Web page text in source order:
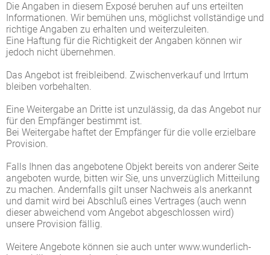
Die Angaben in diesem Exposé beruhen auf uns erteilten
Informationen. Wir bemühen uns, möglichst vollständige und
richtige Angaben zu erhalten und weiterzuleiten.
Eine Haftung für die Richtigkeit der Angaben können wir
jedoch nicht übernehmen.
Das Angebot ist freibleibend. Zwischenverkauf und Irrtum
bleiben vorbehalten.
Eine Weitergabe an Dritte ist unzulässig, da das Angebot nur
für den Empfänger bestimmt ist.
Bei Weitergabe haftet der Empfänger für die volle erzielbare
Provision.
Falls Ihnen das angebotene Objekt bereits von anderer Seite
angeboten wurde, bitten wir Sie, uns unverzüglich Mitteilung
zu machen. Andernfalls gilt unser Nachweis als anerkannt
und damit wird bei Abschluß eines Vertrages (auch wenn
dieser abweichend vom Angebot abgeschlossen wird)
unsere Provision fällig.
Weitere Angebote können sie auch unter www.wunderlich-